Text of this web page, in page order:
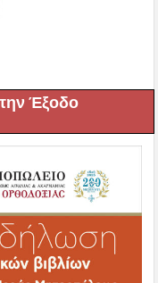
την Έξοδο